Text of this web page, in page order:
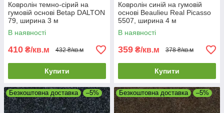
Ковролін темно-сірий на
гумовій основі Betap DALTON
79, ширина 3 м
В наявності
410 ₴/кв.м 432 ₴/кв.м
Купити
Ковролін синій на гумовій
основі Beaulieu Real Picasso
5507, ширина 4 м
В наявності
359 ₴/кв.м 378 ₴/кв.м
Купити
Безкоштовна доставка –5% Безкоштовна доставка –5%